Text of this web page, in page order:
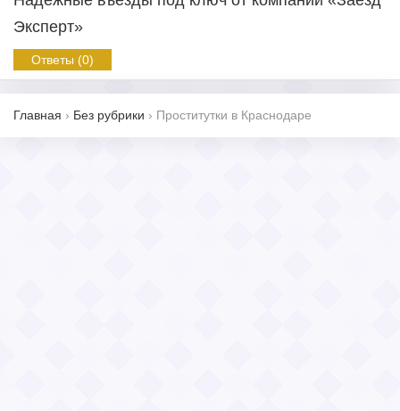
Эксперт»
Ответы (0)
Главная › Без рубрики › Проститутки в Краснодаре